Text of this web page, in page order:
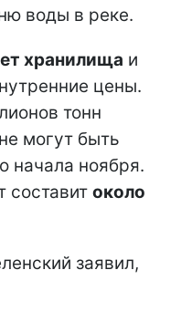
воды в реке.
хранилища и
цены.
тонн
могут быть
начала ноября.
составит около
заявил,